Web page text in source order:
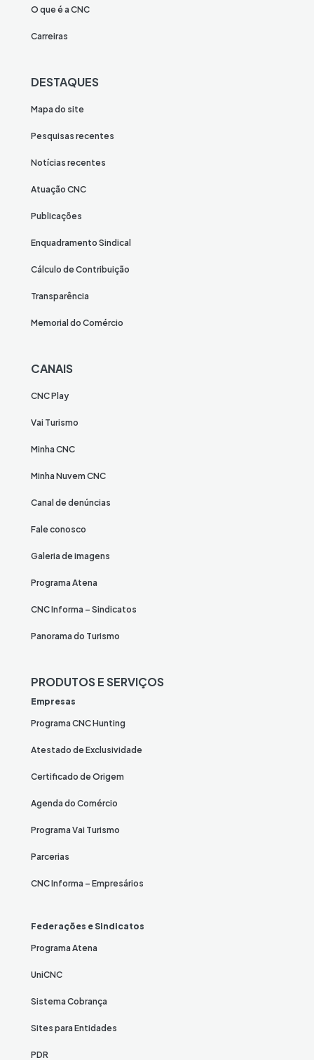
O que é a CNC
Carreiras
DESTAQUES
Mapa do site
Pesquisas recentes
Notícias recentes
Atuação CNC
Publicações
Enquadramento Sindical
Cálculo de Contribuição
Transparência
Memorial do Comércio
CANAIS
CNC Play
Vai Turismo
Minha CNC
Minha Nuvem CNC
Canal de denúncias
Fale conosco
Galeria de imagens
Programa Atena
CNC Informa – Sindicatos
Panorama do Turismo
PRODUTOS E SERVIÇOS
Empresas
Programa CNC Hunting
Atestado de Exclusividade
Certificado de Origem
Agenda do Comércio
Programa Vai Turismo
Parcerias
CNC Informa – Empresários
Federações e Sindicatos
Programa Atena
UniCNC
Sistema Cobrança
Sites para Entidades
PDR